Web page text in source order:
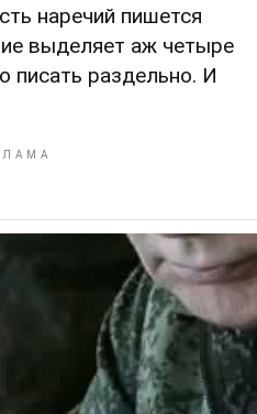
наречий пишется
выделяет аж четыре
писать раздельно. И